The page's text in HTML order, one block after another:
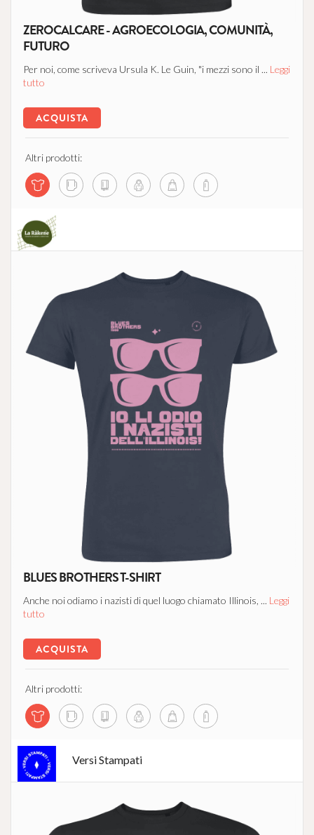
ZEROCALCARE - AGROECOLOGIA, COMUNITÀ,
FUTURO
Per noi, come scriveva Ursula K. Le Guin, "i mezzi sono il ... Leggi
tutto
ACQUISTA
Altri prodotti:
BLUES BROTHERS T-SHIRT
Anche noi odiamo i nazisti di quel luogo chiamato Illinois, ... Leggi
tutto
ACQUISTA
Altri prodotti:
Versi Stampati